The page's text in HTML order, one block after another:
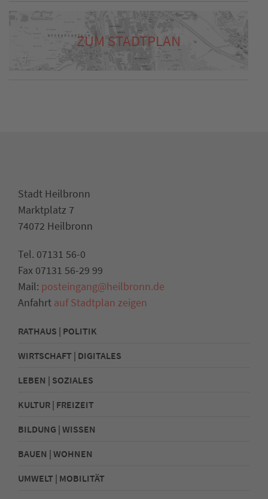
ZUM STADTPLAN
Stadt Heilbronn
Marktplatz 7
74072 Heilbronn
Tel. 07131 56-0
Fax 07131 56-29 99
Mail: posteingang@heilbronn.de
Anfahrt auf Stadtplan zeigen
RATHAUS | POLITIK
WIRTSCHAFT | DIGITALES
LEBEN | SOZIALES
KULTUR | FREIZEIT
BILDUNG | WISSEN
BAUEN | WOHNEN
UMWELT | MOBILITÄT